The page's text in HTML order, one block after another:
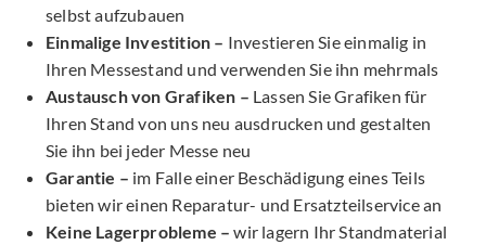
selbst aufzubauen
Einmalige Investition – Investieren Sie einmalig in
Ihren Messestand und verwenden Sie ihn mehrmals
Austausch von Grafiken – Lassen Sie Grafiken für
Ihren Stand von uns neu ausdrucken und gestalten
Sie ihn bei jeder Messe neu
Garantie – im Falle einer Beschädigung eines Teils
bieten wir einen Reparatur- und Ersatzteilservice an
Keine Lagerprobleme – wir lagern Ihr Standmaterial